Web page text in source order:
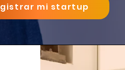
mi startup